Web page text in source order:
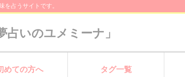
を占うサイトです。
いのユメミーナ」
めての方へ タグ一覧